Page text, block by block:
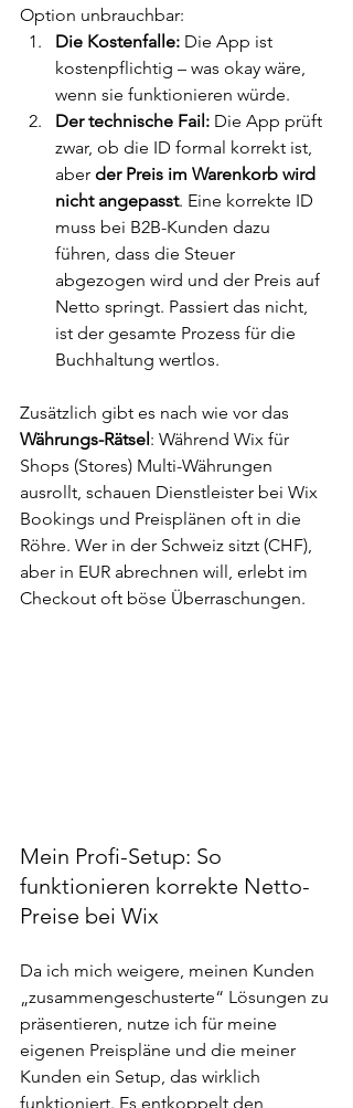
Option unbrauchbar:
Die Kostenfalle: Die App ist
kostenpflichtig – was okay wäre,
wenn sie funktionieren würde.
Der technische Fail: Die App prüft
zwar, ob die ID formal korrekt ist,
aber der Preis im Warenkorb wird
nicht angepasst. Eine korrekte ID
muss bei B2B-Kunden dazu
führen, dass die Steuer
abgezogen wird und der Preis auf
Netto springt. Passiert das nicht,
ist der gesamte Prozess für die
Buchhaltung wertlos.
Zusätzlich gibt es nach wie vor das
Währungs-Rätsel: Während Wix für
Shops (Stores) Multi-Währungen
ausrollt, schauen Dienstleister bei Wix
Bookings und Preisplänen oft in die
Röhre. Wer in der Schweiz sitzt (CHF),
aber in EUR abrechnen will, erlebt im
Checkout oft böse Überraschungen.
Mein Profi-Setup: So
funktionieren korrekte Netto-
Preise bei Wix
Da ich mich weigere, meinen Kunden
„zusammengeschusterte“ Lösungen zu
präsentieren, nutze ich für meine
eigenen Preispläne und die meiner
Kunden ein Setup, das wirklich
funktioniert. Es entkoppelt den